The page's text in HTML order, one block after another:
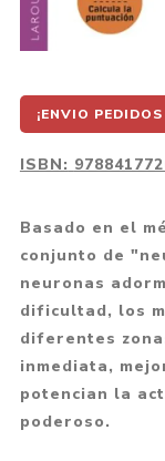
¡ENVIO
ISBN:
Basado en el
conjunto de
neuronas
dificultad, los
diferentes
inmediata,
potencian la
poderoso.